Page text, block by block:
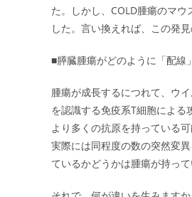
た。しかし、COLD腫瘍のマ
した。言い換えれば、この発
■膵臓腫瘍がどのように「配線
腫瘍が成長するにつれて、ウ
を認識する免疫系T細胞による
より多くの抗原を持っている
実際には同程度の数の突然変
ているかどうかは腫瘍が持っ